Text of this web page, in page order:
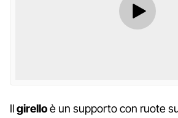
Ilgirelloè un supporto con ruote